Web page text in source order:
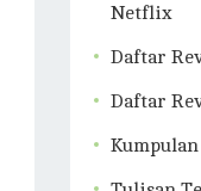
Netflix
Daftar
Daftar